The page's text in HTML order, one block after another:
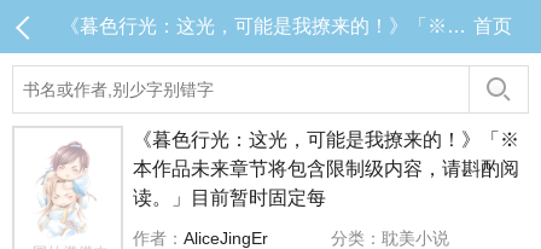
《暮色行光：这光，可能是我撩来的！》「※本作品未来章节将包含限制级内容，请斟酌阅读。」目前暂时固定每 目录 (共14章) 首页
《暮色行光：这光，可能是我撩来的！》「※
本作品未来章节将包含限制级内容，请斟酌阅
读。」目前暂时固定每
作者： AliceJingEr
分类：耽美小说